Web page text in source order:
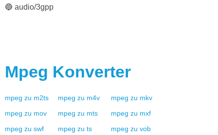
🔵 audio/3gpp
Mpeg Konverter
mpeg zu m2ts mpeg zu m4v mpeg zu mkv
mpeg zu mov mpeg zu mts mpeg zu mxf
mpeg zu swf mpeg zu ts mpeg zu vob